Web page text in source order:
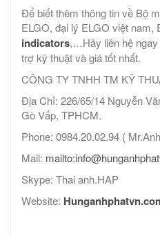
Để biết thêm thông tin về Bộ
ELGO, đại lý ELGO việt nam,
indicators,…Hãy liên hệ
trợ kỹ thuật và giá tốt nhất.
CÔNG TY TNHH TM KỸ
Địa Chỉ: 226/65/14 Nguyễn
Gò Vấp, TPHCM.
Phone: 0984.20.02.94 (
Mail:
Skype: Thai anh.HAP
Website: